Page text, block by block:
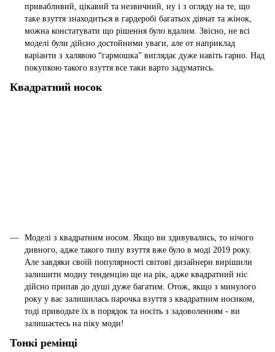
привабливий, цікавий та незвичний, ну і з огляду на те, що
таке взуття знаходиться в гардеробі багатьох дівчат та жінок,
можна констатувати що рішення було вдалим. Звісно, не всі
моделі були дійсно достойними уваги, але от наприклад
варіанти з халявою “гармошка” виглядає дуже навіть гарно. Над
покупкою такого взуття все таки варто задуматись.
Квадратний носок
Моделі з квадратним носом. Якщо ви здивувались, то нічого
дивного, адже такого типу взуття вже було в моді 2019 року.
Але завдяки своїй популярності світові дизайнери вирішили
залишити модну тенденцію ще на рік, адже квадратний ніс
дійсно припав до душі дуже багатим. Отож, якщо з минулого
року у вас залишилась парочка взуття з квадратним носиком,
тоді приводьте їх в порядок та носіть з задоволенням - ви
залишаєтесь на піку моди!
Тонкі ремінці